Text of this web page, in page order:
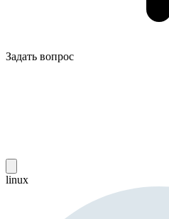
Задать вопрос
linux